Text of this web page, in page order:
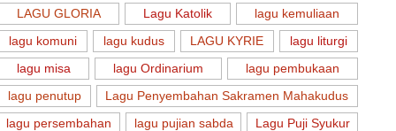
LAGU GLORIA
Lagu Katolik
lagu kemuliaan
lagu komuni
lagu kudus LAGU KYRIE
lagu liturgi
lagu misa
lagu Ordinarium
lagu pembukaan
lagu penutup
Lagu Penyembahan Sakramen Mahakudus
lagu persembahan
lagu pujian sabda
Lagu Puji Syukur